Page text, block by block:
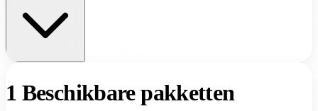
1 Beschikbare pakketten